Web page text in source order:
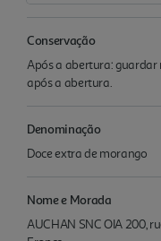
Conservação
Após a abertura:
após a abertura.
Denominação
Doce extra de morango
Nome e Morada
AUCHAN SNC OIA 200,